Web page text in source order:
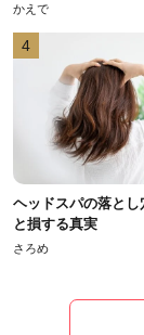
かえで
4
ヘッドスパの落とし
と損する真実
さろめ